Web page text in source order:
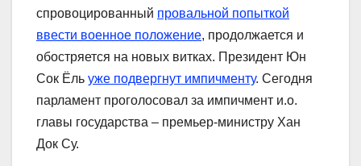
спровоцированный провальной попыткой
ввести военное положение, продолжается и
обостряется на новых витках. Президент Юн
Сок Ёль уже подвергнут импичменту. Сегодня
парламент проголосовал за импичмент и.о.
главы государства – премьер-министру Хан
Док Су.